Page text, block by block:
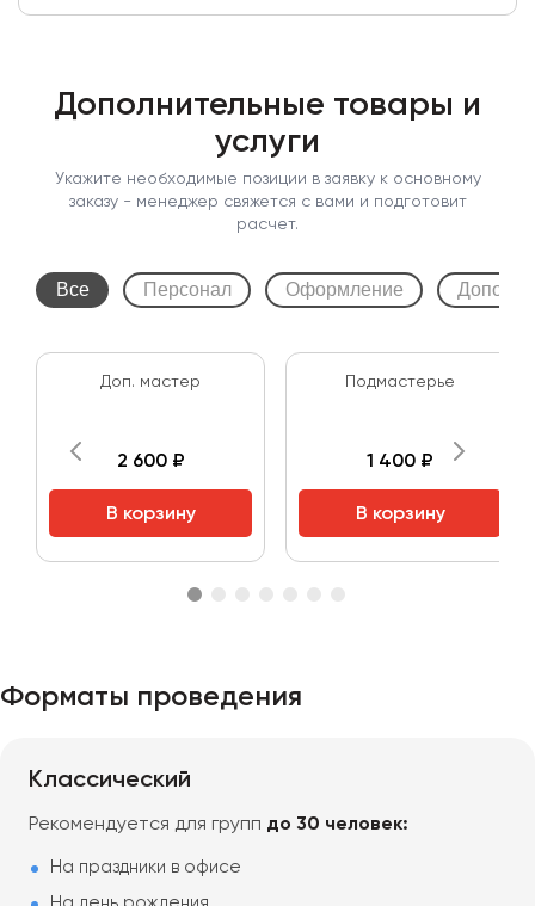
Дополнительные товары и
услуги
Укажите необходимые позиции в заявку к основному
заказу - менеджер свяжется с вами и подготовит
расчет.
Все Персонал Оформление
Доп. мастер
2 600 ₽
В корзину
Подмастерье
1 400 ₽
В корзину
Форматы проведения
Классический
Рекомендуется для групп до 30 человек:
На праздники в офисе